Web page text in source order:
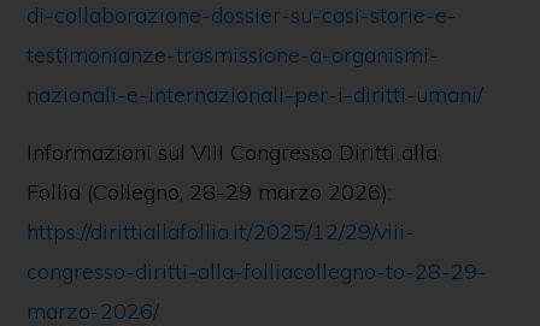
di-collaborazione-dossier-su-casi-storie-e-
testimonianze-trasmissione-a-organismi-
nazionali-e-internazionali-per-i-diritti-umani/
Informazioni sul VIII Congresso Diritti alla
Follia (Collegno, 28-29 marzo 2026):
https://dirittiallafollia.it/2025/12/29/viii-
congresso-diritti-alla-folliacollegno-to-28-29-
marzo-2026/